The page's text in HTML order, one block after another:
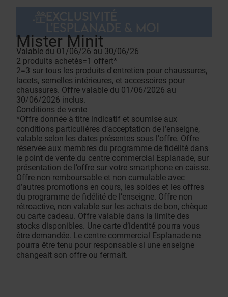
Mister Minit
Valable du 01/06/26 au 30/06/26
2 produits achetés=1 offert*
2=3 sur tous les produits d'entretien pour chaussures,
lacets, semelles intérieures, et accessoires pour
chaussures. Offre valable du 01/06/2026 au
30/06/2026 inclus.
Conditions de vente
*Offre donnée à titre indicatif et soumise aux
conditions particulières d’acceptation de l’enseigne,
valable selon les dates présentes sous l'offre. Offre
réservée aux membres du programme de fidélité dans
le point de vente du centre commercial Esplanade, sur
présentation de l’offre sur votre smartphone en caisse.
Offre non remboursable et non cumulable avec
d’autres promotions en cours, les soldes et les offres
du programme de fidélité de l’enseigne. Offre non
rétroactive, non valable sur les achats de bon, chèque
ou carte cadeau. Offre valable dans la limite des
stocks disponibles. Une carte d’identité pourra vous
être demandée. Le centre commercial Esplanade ne
pourra être tenu pour responsable si une enseigne
changeait son offre ou fermait.